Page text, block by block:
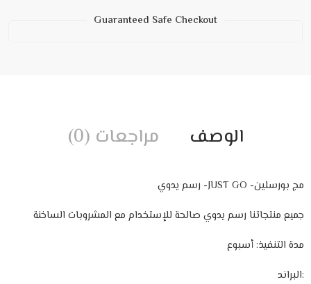
Guaranteed Safe Checkout
الوصف مراجعات (0)
مج بورسلين- JUST GO- رسم يدوي
جميع منتجاتنا رسم يدوي صالحة للإستخدام مع المشروبات الساخنة
مدة التنفيذ: أسبوع
:البراند